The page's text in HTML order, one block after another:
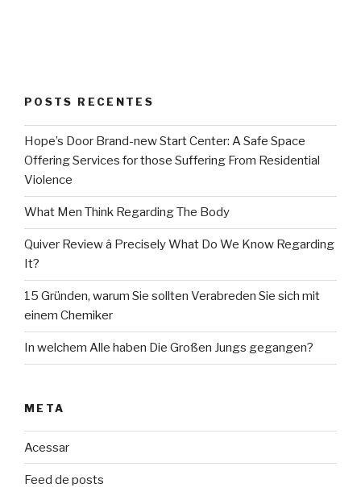
POSTS RECENTES
Hope’s Door Brand-new Start Center: A Safe Space
Offering Services for those Suffering From Residential
Violence
What Men Think Regarding The Body
Quiver Review â Precisely What Do We Know Regarding
It?
15 Gründen, warum Sie sollten Verabreden Sie sich mit
einem Chemiker
In welchem Alle haben Die Großen Jungs gegangen?
META
Acessar
Feed de posts